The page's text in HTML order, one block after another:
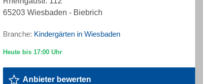
65203 Wiesbaden - Biebrich
Branche: Kindergärten in Wiesbaden
Anbieter bewerten